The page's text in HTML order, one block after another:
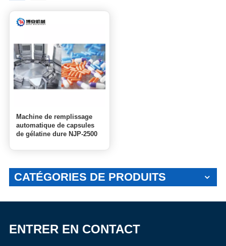
Machine de remplissage
automatique de capsules
de gélatine dure NJP-2500
CATÉGORIES DE PRODUITS
ENTRER EN CONTACT